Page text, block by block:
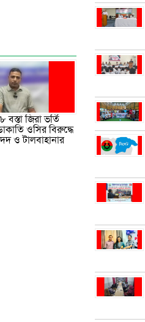
বস্তা জিরা ভর্তি
ওসির বিরুদ্ধে
ও টালবাহানার